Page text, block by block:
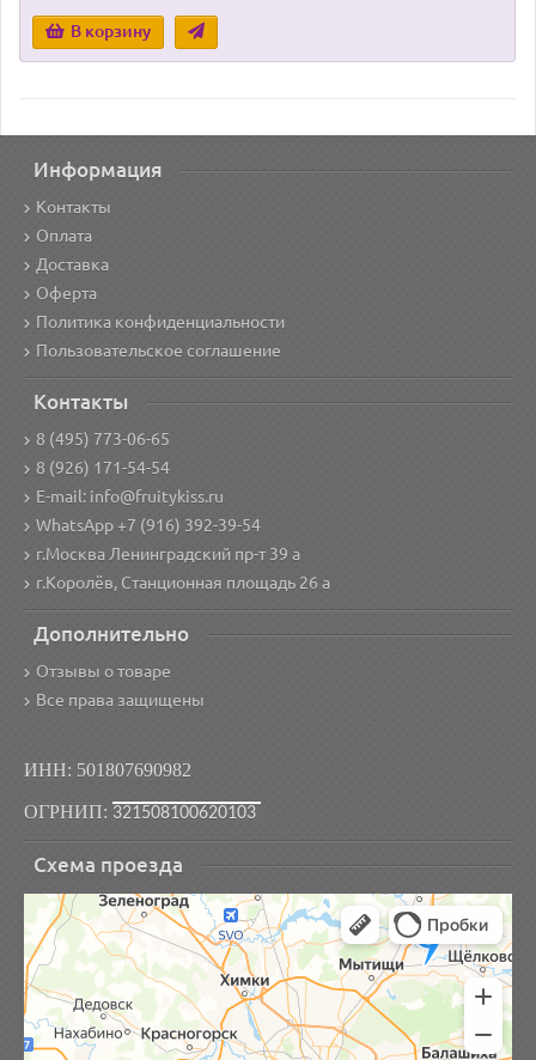
В корзину
Информация
Контакты
Оплата
Доставка
Оферта
Политика конфиденциальности
Пользовательское соглашение
Контакты
8 (495) 773-06-65
8 (926) 171-54-54
E-mail: info@fruitykiss.ru
WhatsApp +7 (916) 392-39-54
г.Москва Ленинградский пр-т 39 а
г.Королёв, Станционная площадь 26 а
Дополнительно
Отзывы о товаре
Все права защищены
ИНН: 501807690982
ОГРНИП: 321508100620103
Схема проезда